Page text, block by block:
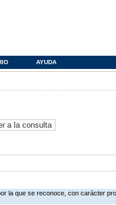
AYUDA
la que se reconoce, con carácter